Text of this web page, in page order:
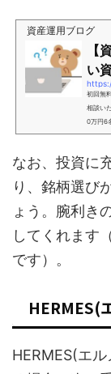
資産運用ブログ
【
い
初回無
相談い
0万円6
億円3
はほぼ
なお、投資に
り、銘柄選び
ょう。腕利き
してくれます
です）。
HERMES(
HERMES(エ